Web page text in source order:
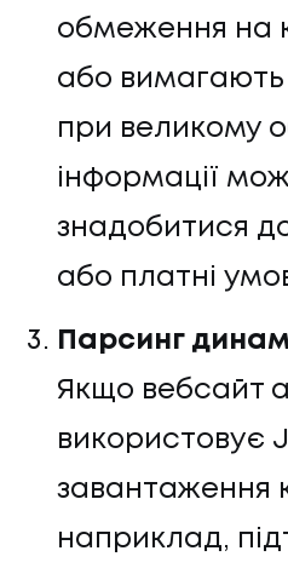
обмеження на
або
при великому
інформації
знадобитися
або платні
Парсинг
Якщо вебсайт
використовує
завантаження
наприклад,